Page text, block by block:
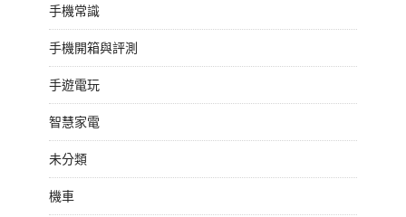
手機常識
手機開箱與評測
手遊電玩
智慧家電
未分類
機車